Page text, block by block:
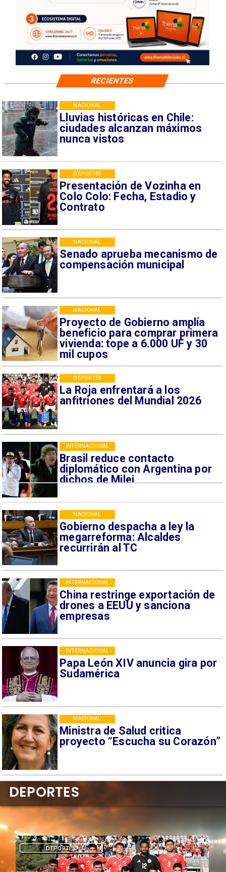
Lluvias históricas en Chile:
ciudades alcanzan máximos
nunca vistos
NACIONAL
Presentación de Vozinha en
Colo Colo: Fecha, Estadio y
Contrato
DEPORTES
Senado aprueba mecanismo de
compensación municipal
NACIONAL
Proyecto de Gobierno amplía
beneficio para comprar primera
vivienda: tope a 6.000 UF y 30
mil cupos
NACIONAL
La Roja enfrentará a los
anfitriones del Mundial 2026
DEPORTES
Brasil reduce contacto
diplomático con Argentina por
dichos de Milei
INTERNACIONAL
Gobierno despacha a ley la
megarreforma: Alcaldes
recurrirán al TC
NACIONAL
China restringe exportación de
drones a EEUU y sanciona
empresas
INTERNACIONAL
Papa León XIV anuncia gira por
Sudamérica
INTERNACIONAL
Ministra de Salud critica
proyecto “Escucha su Corazón”
NACIONAL
RECIENTES
DEPORTES
DEPORTES